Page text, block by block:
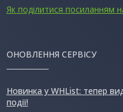
Як поділитися посиланням
ОНОВЛЕННЯ СЕРВІСУ
Новинка у WHList: тепер
події!